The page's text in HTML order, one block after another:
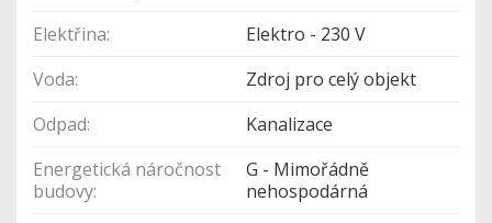
Elektřina:
Elektro - 230 V
Voda:
Zdroj pro celý objekt
Odpad:
Kanalizace
Energetická náročnost
budovy:
G - Mimořádně
nehospodárná